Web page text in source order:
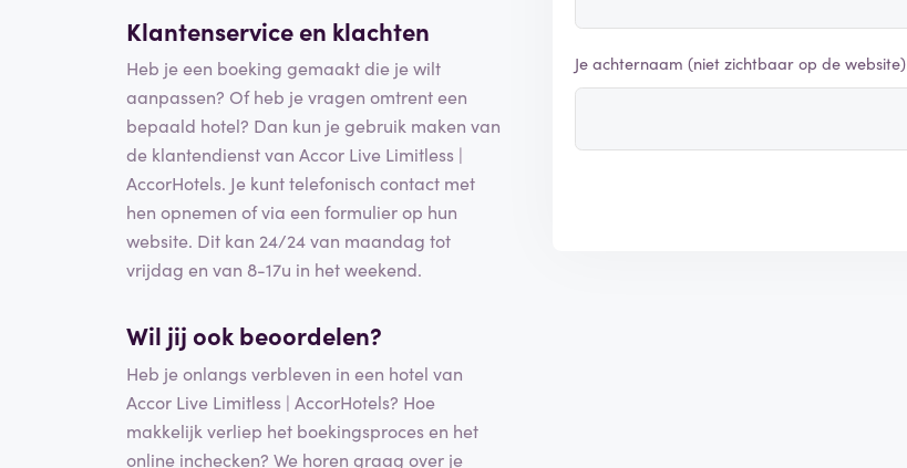
Klantenservice en klachten
Heb je een boeking gemaakt die je wilt
aanpassen? Of heb je vragen omtrent een
bepaald hotel? Dan kun je gebruik maken van
de klantendienst van Accor Live Limitless |
AccorHotels. Je kunt telefonisch contact met
hen opnemen of via een formulier op hun
website. Dit kan 24/24 van maandag tot
vrijdag en van 8-17u in het weekend.
Wil jij ook beoordelen?
Heb je onlangs verbleven in een hotel van
Accor Live Limitless | AccorHotels? Hoe
makkelijk verliep het boekingsproces en het
online inchecken? We horen graag over je
Je achternaam (niet zichtbaar op de website)